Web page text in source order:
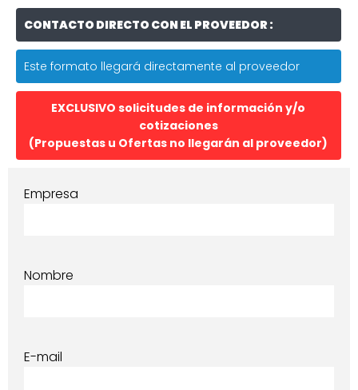
CONTACTO DIRECTO CON EL PROVEEDOR :
Este formato llegará directamente al proveedor
EXCLUSIVO solicitudes de información y/o
cotizaciones
(Propuestas u Ofertas no llegarán al proveedor)
Empresa
Nombre
E-mail